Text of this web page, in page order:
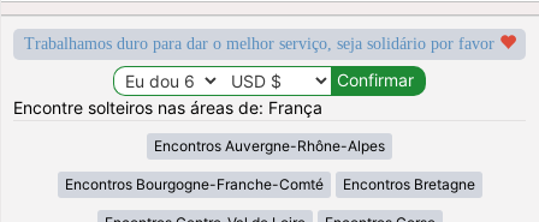
Trabalhamos duro para dar o melhor serviço, seja solidário por favor
Encontre solteiros nas áreas de: França
Encontros Auvergne-Rhône-Alpes
Encontros Bourgogne-Franche-Comté Encontros Bretagne